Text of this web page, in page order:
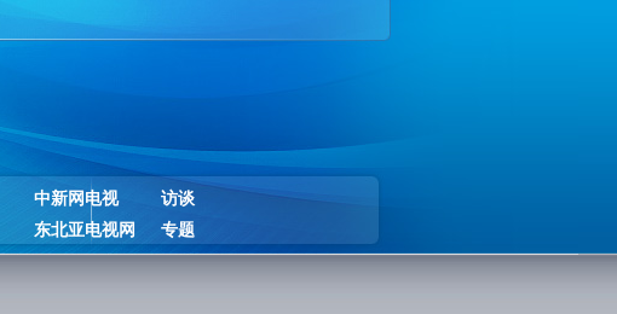
中新网电视
访谈
东北亚电视网
专题